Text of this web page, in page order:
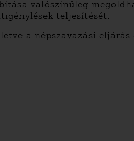
valószínűleg
teljesítését.
a népszavazási eljárás